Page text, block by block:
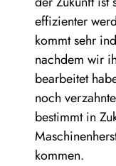
effizienter
kommt sehr
nachdem wir
bearbeitet
noch
bestimmt in
kommen.